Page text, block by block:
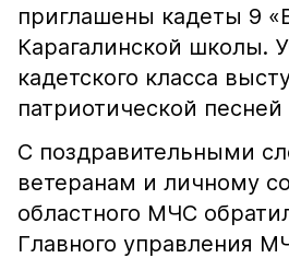
приглашены кадеты 9
Карагалинской школы.
кадетского класса
патриотической песней
С поздравительными
ветеранам и личному
областного МЧС
Главного управления